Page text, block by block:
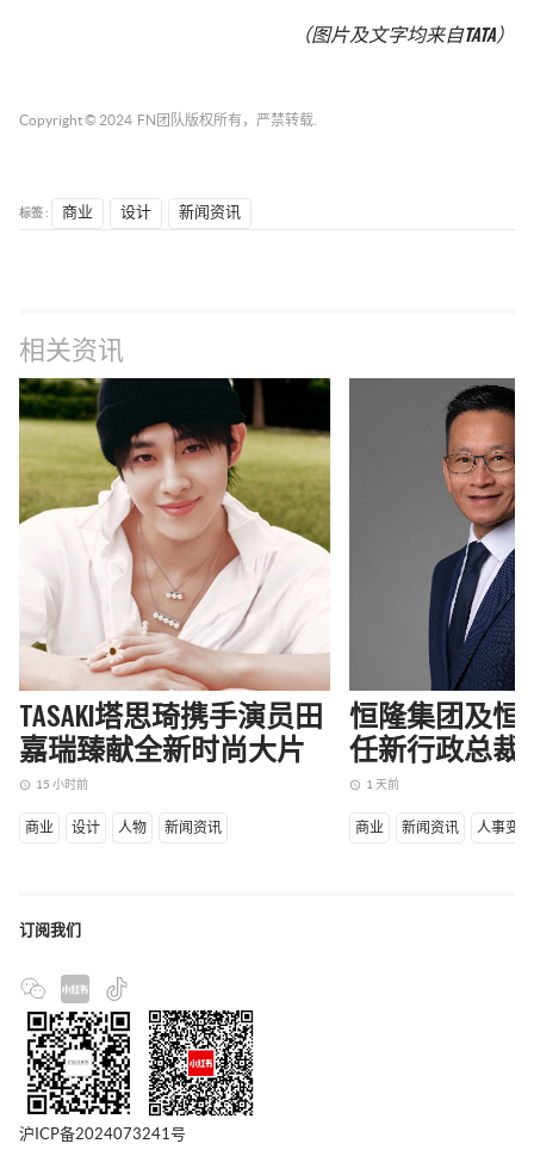
（图片及文字均来自TATA）
Copyright © 2024 FN团队 版权所有，严禁转载.
标签 : 商业 设计 新闻资讯
相关资讯
TASAKI塔思琦携手演员田
嘉瑞臻献全新时尚大片
access_time 15 小时前
商业 设计 人物 新闻资讯
恒隆集团及恒
任新行政总裁
access_time 1 天前
商业 新闻资讯 人事变动
订阅我们
沪ICP备2024073241号